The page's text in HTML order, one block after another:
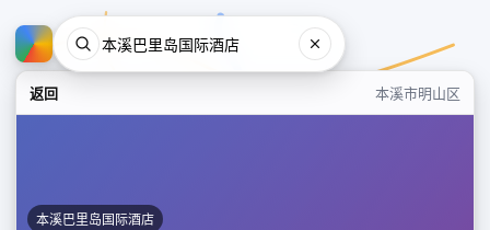
返回 本溪市明山区
本溪巴里岛国际酒店